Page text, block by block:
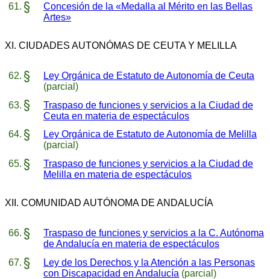
Concesión de la «Medalla al Mérito en las Bellas
Artes»
XI. CIUDADES AUTONÓMAS DE CEUTA Y MELILLA
Ley Orgánica de Estatuto de Autonomía de Ceuta
(parcial)
Traspaso de funciones y servicios a la Ciudad de
Ceuta en materia de espectáculos
Ley Orgánica de Estatuto de Autonomía de Melilla
(parcial)
Traspaso de funciones y servicios a la Ciudad de
Melilla en materia de espectáculos
XII. COMUNIDAD AUTÓNOMA DE ANDALUCÍA
Traspaso de funciones y servicios a la C. Autónoma
de Andalucía en materia de espectáculos
Ley de los Derechos y la Atención a las Personas
con Discapacidad en Andalucía (parcial)